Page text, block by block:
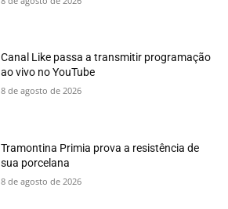
Canal Like passa a transmitir programação
ao vivo no YouTube
8 de agosto de 2026
Tramontina Primia prova a resistência de
sua porcelana
8 de agosto de 2026